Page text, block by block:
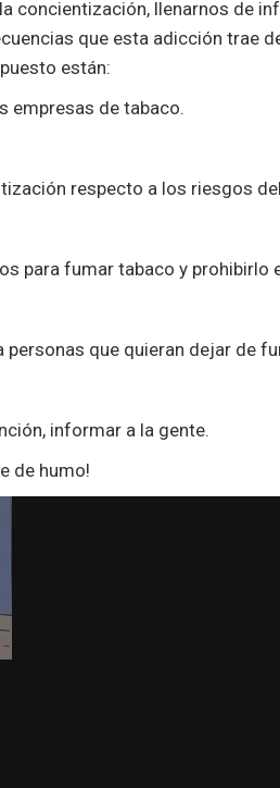
concientización, llenarnos de
que esta adicción trae
están:
empresas de tabaco.
respecto a los riesgos
para fumar tabaco y prohibirlo
personas que quieran dejar de
informar a la gente.
de humo!